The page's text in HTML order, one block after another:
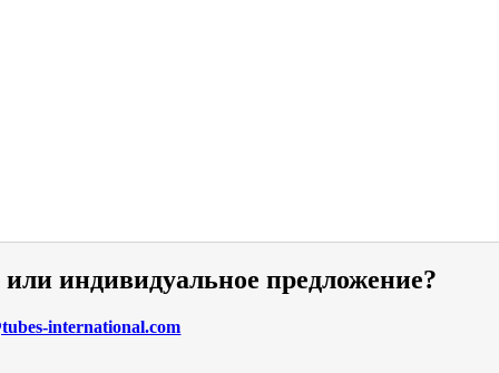
индивидуальное предложение?
international.com